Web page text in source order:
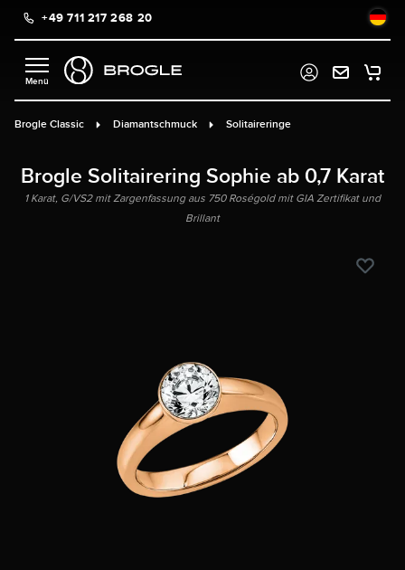
springen
+49 711 217 268 20
Brogle Classic Diamantschmuck Solitaireringe
Brogle Solitairering Sophie ab 0,7 Karat
1 Karat, G/VS2 mit Zargenfassung aus 750 Roségold mit GIA Zertifikat und
Brillant